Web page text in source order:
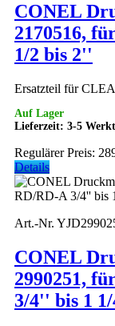
CONEL
2170516,
1/2 bis 2''
Ersatzteil für
Auf Lager
Lieferzeit: 3-5
Regulärer Preis:
Details
Art.-Nr.
CONEL
2990251,
3/4'' bis 1